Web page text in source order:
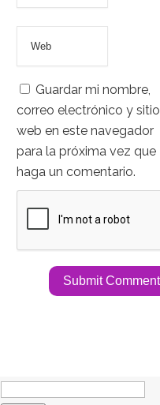
Guardar mi nombre,
correo electrónico y sitio
web en este navegador
para la próxima vez que
haga un comentario.
Buscar: